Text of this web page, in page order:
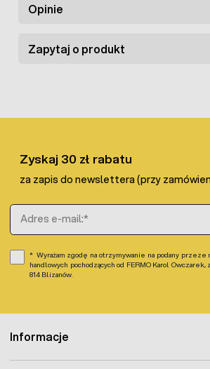
popularnie stosowany jest przy
oraz innych zwierząt hodowlanych.
Wytrzymałość na obciążenie >50kg
Opinie
Zapytaj o produkt
Informacje
Zyskaj 30 zł rabatu
za zapis do newslettera (przy
Adres e-mail
Wyrażam zgodę na otrzymywanie na podany
handlowych pochodzących od FERMO Karol
814 Blizanów.